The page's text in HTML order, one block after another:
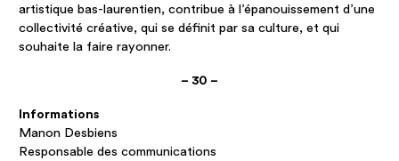
artistique bas-laurentien, contribue à l’épanouissement d’une
collectivité créative, qui se définit par sa culture, et qui
souhaite la faire rayonner.
– 30 –
Informations
Manon Desbiens
Responsable des communications